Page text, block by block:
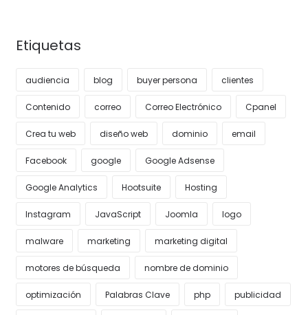
Etiquetas
audiencia blog buyer persona clientes
Contenido correo Correo Electrónico Cpanel
Crea tu web diseño web dominio email
Facebook google Google Adsense
Google Analytics Hootsuite Hosting
Instagram JavaScript Joomla logo
malware marketing marketing digital
motores de búsqueda nombre de dominio
optimización Palabras Clave php publicidad